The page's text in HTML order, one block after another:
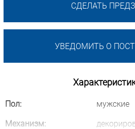
УВЕДОМИТЬ О
СДЕЛАТЬ
Пол: мужские
Механизм: